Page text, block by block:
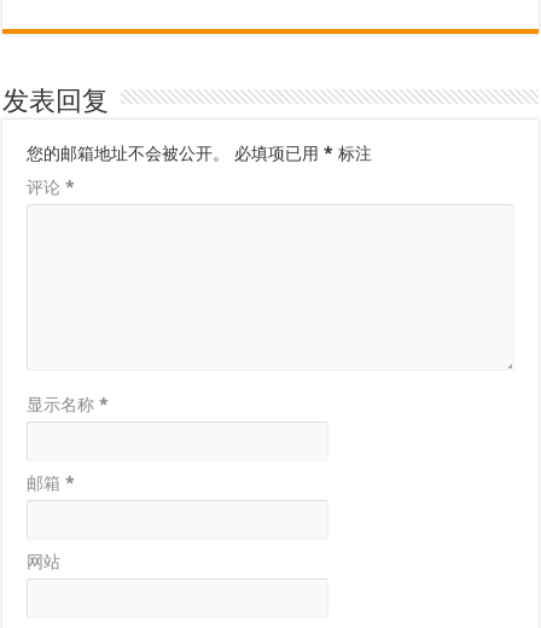
发表回复
您的邮箱地址不会被公开。 必填项已用* 标注
评论*
显示名称*
邮箱*
网站